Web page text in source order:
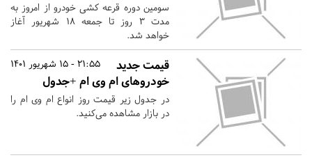
سومین دوره قرعه کشی خودرو از امروز به
مدت ۳ روز تا جمعه ۱۸ شهریور آغاز
خواهد شد.
21:55 - 15 شهریور 1401
قیمت جدید
خودروهای ام وی ام +جدول
در جدول زیر قیمت روز انواع ام وی ام را
در بازار مشاهده می‌کنید.